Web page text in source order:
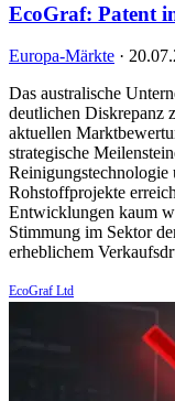
EcoGraf: Patent
Europa-Märkte ·
Das australische
deutlichen Diskrepanz
aktuellen
strategische
Reinigungstechnologie
Rohstoffprojekte
Entwicklungen kaum
Stimmung im Sektor
erheblichem
EcoGraf Ltd